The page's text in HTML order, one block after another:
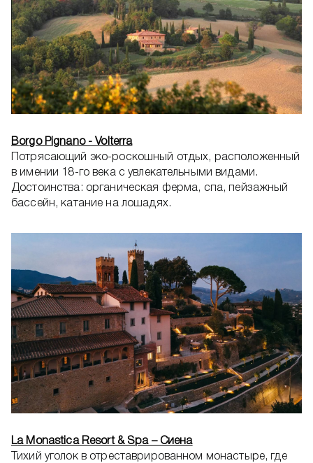
Borgo Pignano - Volterra
Потрясающий эко-роскошный отдых, расположенный
в имении 18-го века с увлекательными видами.
Достоинства: органическая ферма, спа, пейзажный
бассейн, катание на лошадях.
La Monastica Resort & Spa – Сиена
Тихий уголок в отреставрированном монастыре, где